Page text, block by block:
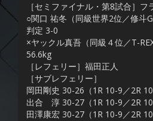
［セミファイナル・第8試合］フ
○関口 祐冬（同級世界2位／修斗
判定 3-0
×ヤックル真吾（同級４位／T-
56.6kg
［レフェリー］福田正人
［サブレフェリー］
岡田剛史 30-26（1R 10-9／2R
出合 淳 30-27（1R 10-9／2R
田澤康宏 30-27（1R 10-9／2R